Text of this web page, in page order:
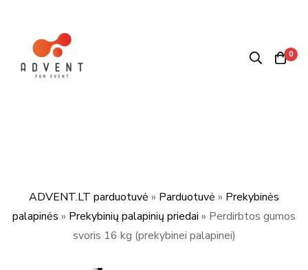
0
ADVENT.LT parduotuvė » Parduotuvė » Prekybinės
palapinės » Prekybinių palapinių priedai » Perdirbtos gumos
svoris 16 kg (prekybinei palapinei)